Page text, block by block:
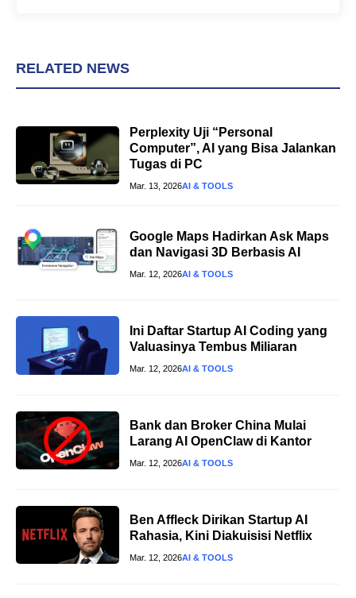
RELATED NEWS
Perplexity Uji “Personal
Computer”, AI yang Bisa Jalankan
Tugas di PC
Mar. 13, 2026AI & TOOLS
Google Maps Hadirkan Ask Maps
dan Navigasi 3D Berbasis AI
Mar. 12, 2026AI & TOOLS
Ini Daftar Startup AI Coding yang
Valuasinya Tembus Miliaran
Mar. 12, 2026AI & TOOLS
Bank dan Broker China Mulai
Larang AI OpenClaw di Kantor
Mar. 12, 2026AI & TOOLS
Ben Affleck Dirikan Startup AI
Rahasia, Kini Diakuisisi Netflix
Mar. 12, 2026AI & TOOLS